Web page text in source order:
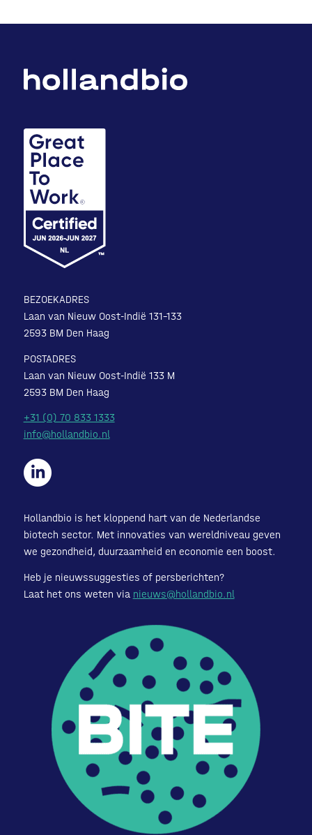
BEZOEKADRES
Laan van Nieuw Oost-Indië 131-133
2593 BM Den Haag
POSTADRES
Laan van Nieuw Oost-Indië 133 M
2593 BM Den Haag
+31 (0) 70 833 1333
info@hollandbio.nl
Hollandbio is het kloppend hart van de Nederlandse
biotech sector. Met innovaties van wereldniveau geven
we gezondheid, duurzaamheid en economie een boost.
Heb je nieuwssuggesties of persberichten?
Laat het ons weten via nieuws@hollandbio.nl